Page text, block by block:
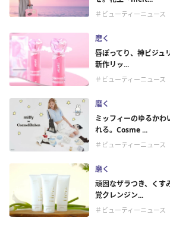
＃ビューティーニュース
磨く
唇ぽってり、神ビジ
新作リッ...
＃ビューティーニュース
磨く
ミッフィーのゆるか
れる。Cosme ...
＃ビューティーニュース
磨く
頑固なザラつき、く
覚クレンジン...
＃ビューティーニュース